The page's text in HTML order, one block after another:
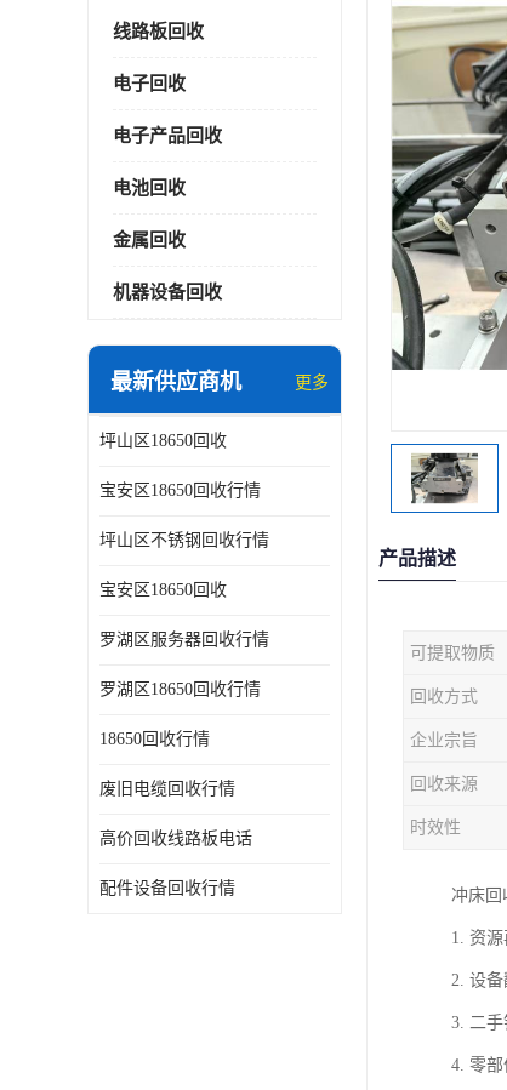
线路板回收
电子回收
电子产品回收
电池回收
金属回收
机器设备回收
最新供应商机 更多
坪山区18650回收
宝安区18650回收行情
坪山区不锈钢回收行情
宝安区18650回收
罗湖区服务器回收行情
罗湖区18650回收行情
18650回收行情
废旧电缆回收行情
高价回收线路板电话
配件设备回收行情
产品描述
可提取物质
回收方式
企业宗旨
回收来源
时效性
冲床回
1. 资
2. 设
3. 二
4. 零